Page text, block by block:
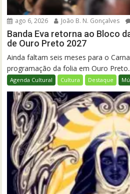
ago 6, 2026 João B. N. Gonçalves
Banda Eva retorna ao Bloco
de Ouro Preto 2027
Ainda faltam seis meses para o
programação da folia em Ouro
Agenda Cultural Cultura Destaque